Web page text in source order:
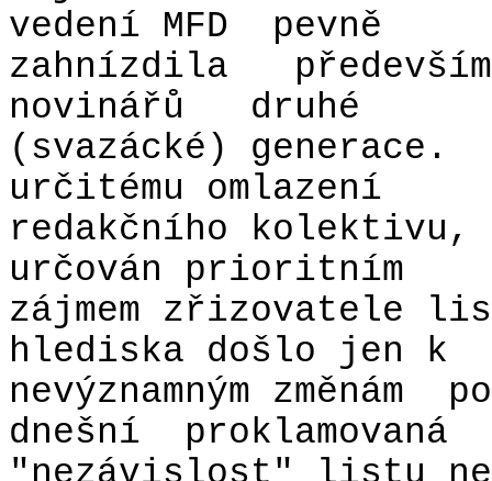
vedení MFD
pevně
zahnízdila
především
novinářů
druhé
(svazácké) generace.
určitému omlazení
redakčního
určován prioritním
zájmem zřizovatele
hlediska došlo jen k
nevýznamným změnám
dnešní
proklamovaná